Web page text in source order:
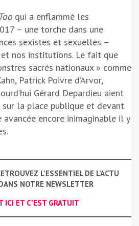
qui a enflammé les
– une torche dans une
sexistes et sexuelles –
nos institutions. Le fait que
sacrés nationaux » comme
Patrick Poivre d’Arvor,
Gérard Depardieu aient
sur la place publique et devant
encore inimaginable il y
L’ESSENTIEL DE L’ACTU
NOTRE NEWSLETTER
ICI ET C’EST GRATUIT